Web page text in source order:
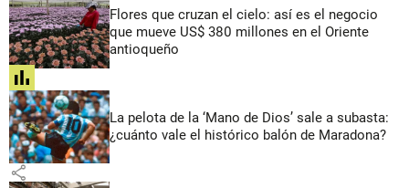
Flores que cruzan el cielo: así es el negocio
que mueve US$ 380 millones en el Oriente
antioqueño
share
La pelota de la ‘Mano de Dios’ sale a subasta:
¿cuánto vale el histórico balón de Maradona?
share